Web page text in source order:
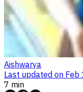
Aishwarya
Last updated on Feb
7 min